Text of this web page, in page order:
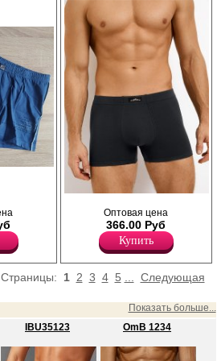
для ежедневного ношения, так и для
занятий спортом.
Лайкра 5%
Хлопок 95%
силуэта, однотонные, из
высококачественного хлопка с
добавлением эластана, повышающий
прочность и качество одежды, создавая
идеальное облегание фигуры. Имеют
среднюю посадку, мягкую и эластичную
резинку по талии с фирменным логотипом,
отделочной строчкой.
Хлопок 95%
Эластан 5%
Оптовая цена
366.00 Руб
Купить
Страницы: 1 2 3 4 5 ... Следующая
Показать больше...
IBU35123 OmB 1234